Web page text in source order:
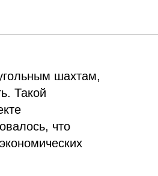
к
шахтам,
Такой
что